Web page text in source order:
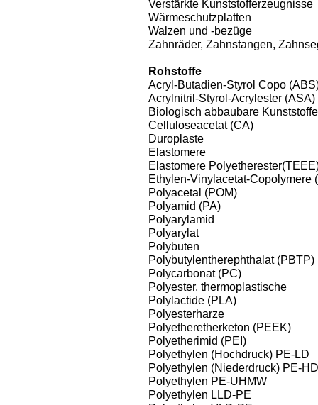
Verstärkte Kunststofferzeugnisse
Wärmeschutzplatten
Walzen und -bezüge
Zahnräder, Zahnstangen,
Rohstoffe
Acryl-Butadien-Styrol Copo
Acrylnitril-Styrol-Acrylester (ASA)
Biologisch abbaubare Kunststoffe
Celluloseacetat (CA)
Duroplaste
Elastomere
Elastomere
Ethylen-Vinylacetat-Copolymere
Polyacetal (POM)
Polyamid (PA)
Polyarylamid
Polyarylat
Polybuten
Polybutylentherephthalat (PBTP)
Polycarbonat (PC)
Polyester, thermoplastische
Polylactide (PLA)
Polyesterharze
Polyetheretherketon (PEEK)
Polyetherimid (PEI)
Polyethylen (Hochdruck) PE-LD
Polyethylen (Niederdruck) PE-HD
Polyethylen PE-UHMW
Polyethylen LLD-PE